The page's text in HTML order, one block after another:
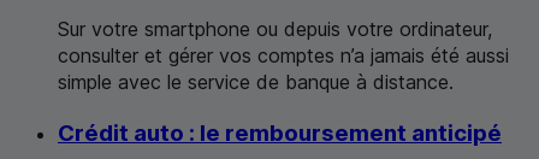
Sur votre smartphone ou depuis votre ordinateur,
consulter et gérer vos comptes n’a jamais été aussi
simple avec le service de banque à distance.
Crédit auto : le remboursement anticipé